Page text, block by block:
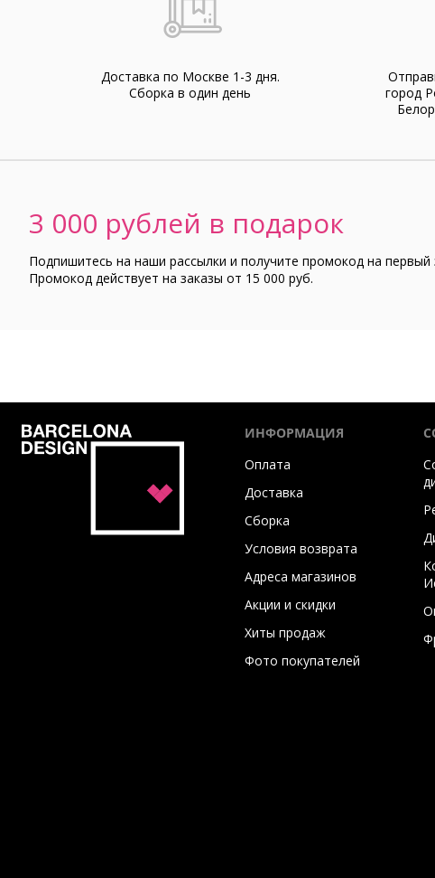
Доставка по Москве 1-3 дня.
Cборка в один день
город
3 000 рублей в подарок
Подпишитесь на наши рассылки и получите промокод на первый
Промокод действует на заказы от 15 000 руб.
ИНФОРМАЦИЯ
Оплата
Доставка
Сборка
Условия возврата
Адреса магазинов
Акции и скидки
Хиты продаж
Фото покупателей